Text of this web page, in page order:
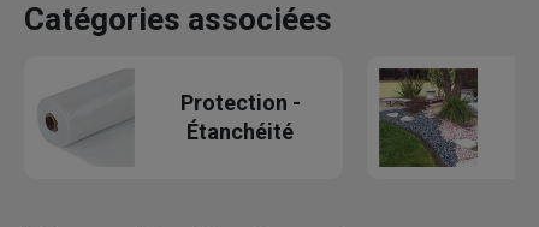
Catégories associées
Protection -
Étanchéité